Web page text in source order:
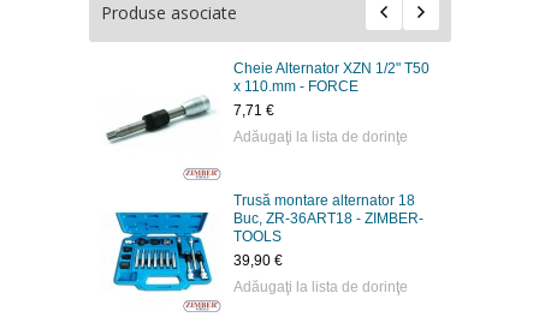
Produse asociate
Cheie Alternator XZN 1/2" T50
x 110.mm - FORCE
7,71 €
Adăugaţi la lista de dorinţe
Trusă montare alternator 18
Buc, ZR-36ART18 - ZIMBER-
TOOLS
39,90 €
Adăugaţi la lista de dorinţe